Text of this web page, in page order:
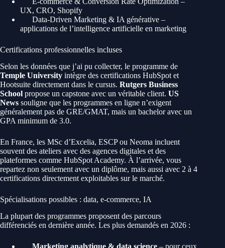
UX, CRO, Shopify
Data-Driven Marketing & IA générative –
applications de l’intelligence artificielle en marketing
Certifications professionnelles incluses
Selon les données que j’ai pu collecter, le programme de
Temple University intègre des certifications HubSpot et
Hootsuite directement dans le cursus. Rutgers Business
School propose un capstone avec un véritable client. US
News souligne que les programmes en ligne n’exigent
généralement pas de GRE/GMAT, mais un bachelor avec un
GPA minimum de 3.0.
En France, les MSc d’Excelia, ESCP ou Neoma incluent
souvent des ateliers avec des agences digitales et des
plateformes comme HubSpot Academy. À l’arrivée, vous
repartez non seulement avec un diplôme, mais aussi avec 2 à 4
certifications directement exploitables sur le marché.
Spécialisations possibles : data, e-commerce, IA
La plupart des programmes proposent des parcours
différenciés en dernière année. Les plus demandés en 2026 :
Marketing analytique & data science – pour ceux